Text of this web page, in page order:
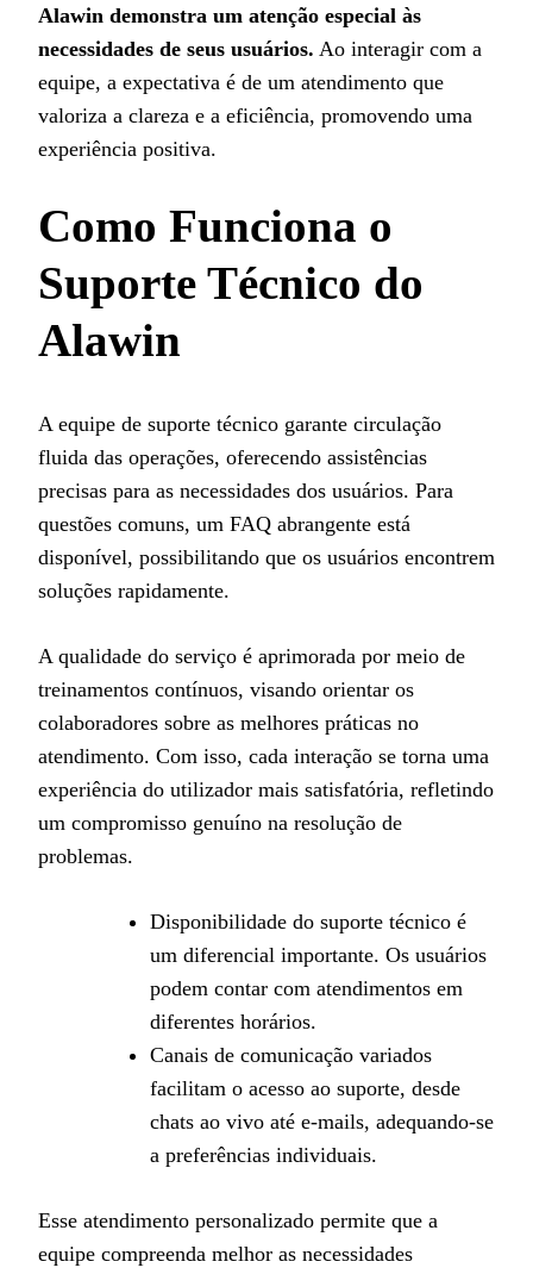
Alawin demonstra um atenção especial às
necessidades de seus usuários. Ao interagir com a
equipe, a expectativa é de um atendimento que
valoriza a clareza e a eficiência, promovendo uma
experiência positiva.
Como Funciona o
Suporte Técnico do
Alawin
A equipe de suporte técnico garante circulação
fluida das operações, oferecendo assistências
precisas para as necessidades dos usuários. Para
questões comuns, um FAQ abrangente está
disponível, possibilitando que os usuários encontrem
soluções rapidamente.
A qualidade do serviço é aprimorada por meio de
treinamentos contínuos, visando orientar os
colaboradores sobre as melhores práticas no
atendimento. Com isso, cada interação se torna uma
experiência do utilizador mais satisfatória, refletindo
um compromisso genuíno na resolução de
problemas.
Disponibilidade do suporte técnico é
um diferencial importante. Os usuários
podem contar com atendimentos em
diferentes horários.
Canais de comunicação variados
facilitam o acesso ao suporte, desde
chats ao vivo até e-mails, adequando-se
a preferências individuais.
Esse atendimento personalizado permite que a
equipe compreenda melhor as necessidades